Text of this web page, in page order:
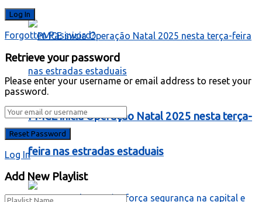
PMCE inicia Operação Natal 2025 nesta terça-
feira nas estradas estaduais
Forgotten Password?
Retrieve your password
Please enter your username or email address to reset your
password.
Log In
Add New Playlist